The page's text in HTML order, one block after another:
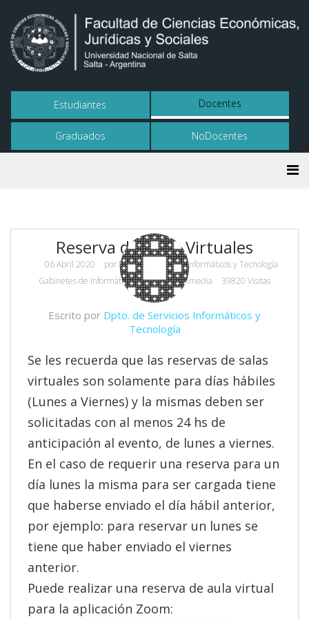
Estudiantes Docentes
Graduados NoDocentes
Reserva de Salas Virtuales
06 Abril 2020 por Dpto. de Servicios Informáticos y Tecnología
Gabinetes de Informática y Equipos Multimedia
39820 Visitas
Escrito por Dpto. de Servicios Informáticos y
Tecnología
Se les recuerda que las reservas de salas
virtuales son solamente para días hábiles
(Lunes a Viernes) y la mismas deben ser
solicitadas con al menos 24 hs de
anticipación al evento, de lunes a viernes.
En el caso de requerir una reserva para un
día lunes la misma para ser cargada tiene
que haberse enviado el día hábil anterior,
por ejemplo: para reservar un lunes se
tiene que haber enviado el viernes
anterior.
Puede realizar una reserva de aula virtual
para la aplicación Zoom: